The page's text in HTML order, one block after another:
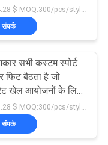
181
साथ रनिंग जॉगिंग और
के लिए आदर्श
संपर्क
सभी कस्टम स्पोर्ट
फिट बैठता है जो
खेल आयोजनों के लिए
सही कर्व ब्रिम और
सिलाई प्रदान करता
1.28-4.28 $ MOQ:300/pcs/style/color/size
संपर्क